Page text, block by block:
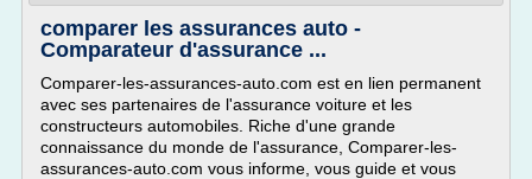
comparer les assurances auto -
Comparateur d'assurance ...
Comparer-les-assurances-auto.com est en lien permanent
avec ses partenaires de l'assurance voiture et les
constructeurs automobiles. Riche d'une grande
connaissance du monde de l'assurance, Comparer-les-
assurances-auto.com vous informe, vous guide et vous